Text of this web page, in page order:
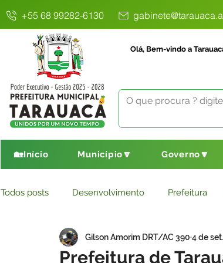
+55 68 99282-6130
Olá, Bem-vindo a
🏡Início Município🔽 Governo🔽
Todos posts Desenvolvimento Prefeitura
Comunicado Educação
Prefeitura de
Gilson Amorim DRT/AC 390 4 de